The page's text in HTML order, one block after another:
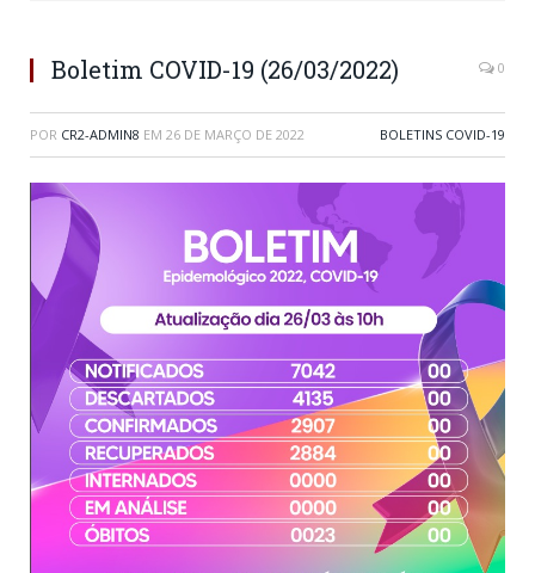
Boletim COVID-19 (26/03/2022) 0
POR CR2-ADMIN8 EM 26 DE MARÇO DE 2022 BOLETINS COVID-19